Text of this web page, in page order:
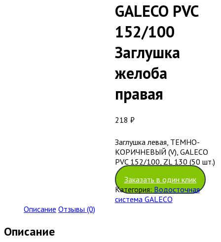
GALECO PVC
152/100
Заглушка
желоба
правая
218 ₽
Заглушка левая, ТЕМНО-
КОРИЧНЕВЫЙ (V), GALECO
PVC 152/100, ZL 130 (50 шт.)
Заказать в один клик
Категория: Водосточная
система GALECO
Описание Отзывы (0)
Описание